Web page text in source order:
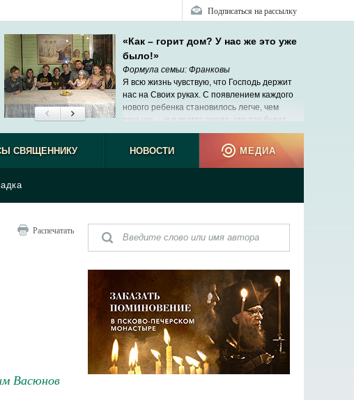
Подписаться на рассылку
«Как – горит дом? У нас же это уже
было!»
Формула семьи: Франковы
Я всю жизнь чувствую, что Господь держит
нас на Своих руках. С появлением каждого
нового ребенка становилось легче, чем
раньше, – и я всегда знала, что так будет.
СВЯЩЕННИКУ НОВОСТИ МЕДИА
Распечатать
Васюнов